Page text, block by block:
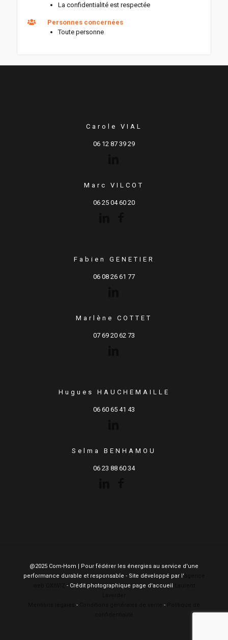
La confidentialité est respectée
Personnes concernées
Toute personne
Carole VIAL
06 12 87 39 29
Marc VILCOT
06 25 04 60 20
Fabien GENETIER
06 08 26 61 77
Marlène COTTET
07 69 20 62 73
Hugues HAUCHEMAILLE
06 60 65 41 43
Selma BENHAMOU
06 23 88 60 34
@2025 Com-Hom | Pour fédérer les énergies au service d'une
performance durable et responsable - Site développé par l'
- Crédit photographique page d'accueil
- -